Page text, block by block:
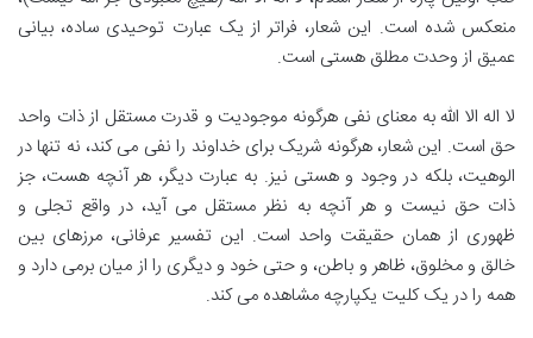
منعکس شده است. این شعار، فراتر از یک عبارت توحیدی ساده، بیانی
عمیق از وحدت مطلق هستی است.
لا اله الا الله به معنای نفی هرگونه موجودیت و قدرت مستقل از ذات واحد
حق است. این شعار، هرگونه شریک برای خداوند را نفی می کند، نه تنها در
الوهیت، بلکه در وجود و هستی نیز. به عبارت دیگر، هر آنچه هست، جز
ذات حق نیست و هر آنچه به نظر مستقل می آید، در واقع تجلی و
ظهوری از همان حقیقت واحد است. این تفسیر عرفانی، مرزهای بین
خالق و مخلوق، ظاهر و باطن، و حتی خود و دیگری را از میان برمی دارد و
همه را در یک کلیت یکپارچه مشاهده می کند.